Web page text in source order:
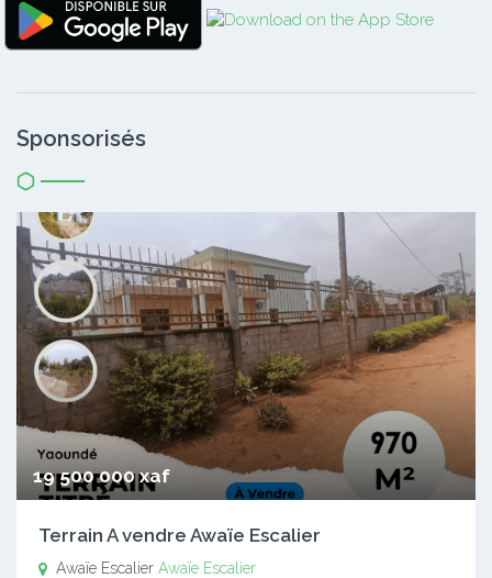
Sponsorisés
19 500 000 xaf
Terrain A vendre Awaïe Escalier
Awaïe Escalier Awaïe Escalier